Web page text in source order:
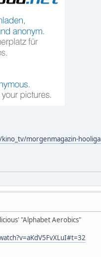
morgenmagazin-
"Alphabet Aerobics"